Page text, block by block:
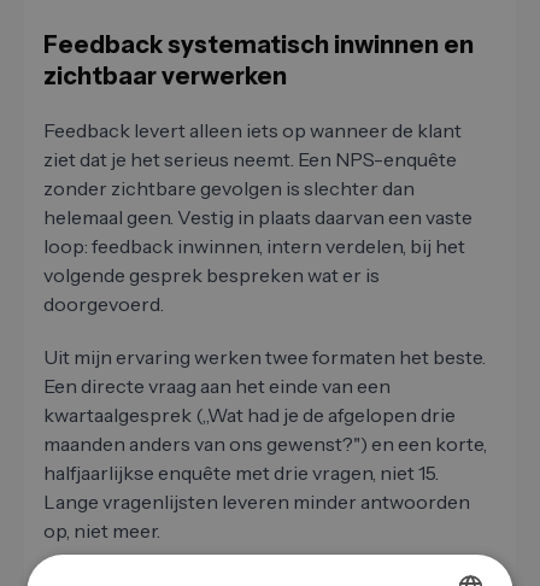
Feedback systematisch inwinnen en
zichtbaar verwerken
Feedback levert alleen iets op wanneer de klant
ziet dat je het serieus neemt. Een NPS-enquête
zonder zichtbare gevolgen is slechter dan
helemaal geen. Vestig in plaats daarvan een vaste
loop: feedback inwinnen, intern verdelen, bij het
volgende gesprek bespreken wat er is
doorgevoerd.
Uit mijn ervaring werken twee formaten het beste.
Een directe vraag aan het einde van een
kwartaalgesprek („Wat had je de afgelopen drie
maanden anders van ons gewenst?") en een korte,
halfjaarlijkse enquête met drie vragen, niet 15.
Lange vragenlijsten leveren minder antwoorden
op, niet meer.